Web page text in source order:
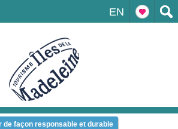
EN
de façon responsable et durable